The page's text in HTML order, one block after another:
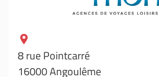
8 rue Pointcarré
16000 Angoulême